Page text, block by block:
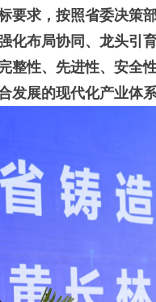
要求，按照省委决策
化布局协同、龙头引
整性、先进性、安全
发展的现代化产业体